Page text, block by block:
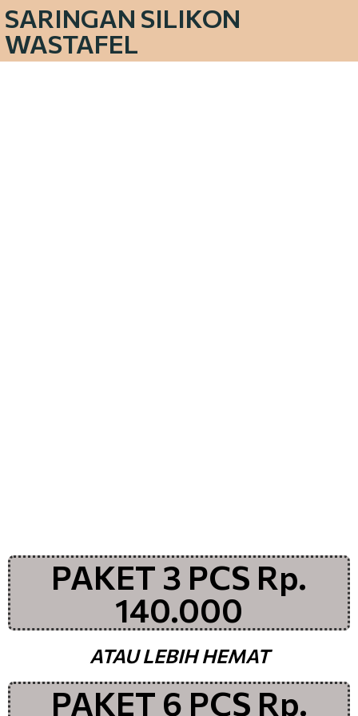
SARINGAN SILIKON
WASTAFEL
PAKET 3 PCS Rp.
140.000
ATAU LEBIH HEMAT
PAKET 6 PCS Rp.